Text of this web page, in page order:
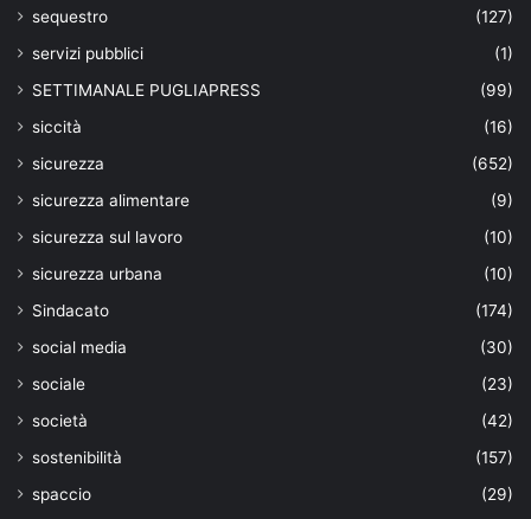
sequestro
(127)
servizi pubblici
(1)
SETTIMANALE PUGLIAPRESS
(99)
siccità
(16)
sicurezza
(652)
sicurezza alimentare
(9)
sicurezza sul lavoro
(10)
sicurezza urbana
(10)
Sindacato
(174)
social media
(30)
sociale
(23)
società
(42)
sostenibilità
(157)
spaccio
(29)